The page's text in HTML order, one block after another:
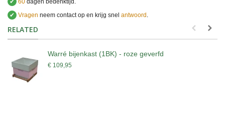
✔ 60 dagen bedenktijd.
✔ Vragen neem contact op en krijg snel antwoord .
RELATED
Warré bijenkast (1BK) - roze geverfd
€ 109,95